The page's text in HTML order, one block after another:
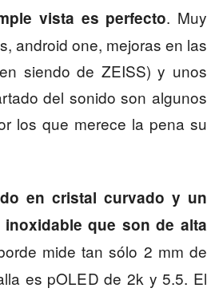
vista es perfecto. Muy
android one, mejoras en las
siendo de ZEISS) y unos
del sonido son algunos
los que merece la pena su
en cristal curvado y un
que son de alta
mide tan sólo 2 mm de
es pOLED de 2k y 5.5. El